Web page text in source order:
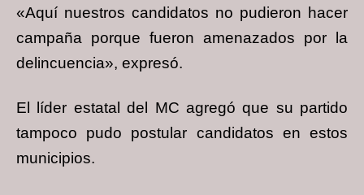
«Aquí nuestros candidatos no pudieron hacer
campaña porque fueron amenazados por la
delincuencia», expresó.
El líder estatal del MC agregó que su partido
tampoco pudo postular candidatos en estos
municipios.